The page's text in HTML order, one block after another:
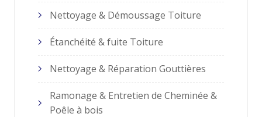
Nettoyage & Démoussage Toiture
Étanchéité & fuite Toiture
Nettoyage & Réparation Gouttières
Ramonage & Entretien de Cheminée &
Poêle à bois